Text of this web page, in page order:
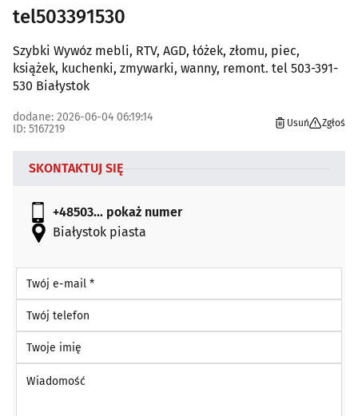
tel503391530
Szybki Wywóz mebli, RTV, AGD, łóżek, złomu, piec,
książek, kuchenki, zmywarki, wanny, remont. tel 503-391-
530 Białystok
dodane: 2026-06-04 06:19:14
ID: 5167219
Usuń Zgłoś
SKONTAKTUJ SIĘ
+48503... pokaż numer
Białystok piasta
Twój e-mail *
Twój telefon
Twoje imię